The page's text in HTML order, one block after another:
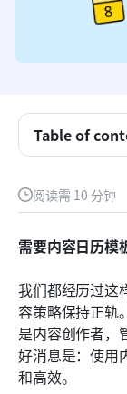
阅读需 10 分钟
需要内容日历模
我们都经历过这
容策略保持正轨
是内容创作者，
好消息是：使用
和高效。
Table of
3. 小型企业
4. 内容日历
6. 社交媒体内
7. 社交媒体
8. YouTube
9. 内容日历
2026年内容
使用Lark创
关于内容日历